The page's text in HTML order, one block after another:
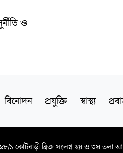
ও
বিনোদন প্রযুক্তি স্বাস্থ্য
১ কোটবাড়ী ব্রিজ সংলগ্ন ২য় ও ৩য় তলা